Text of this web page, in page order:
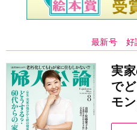
娘が姑から「離婚しなさい
同僚の心無い言葉に気持ち
義実家について、義弟が私